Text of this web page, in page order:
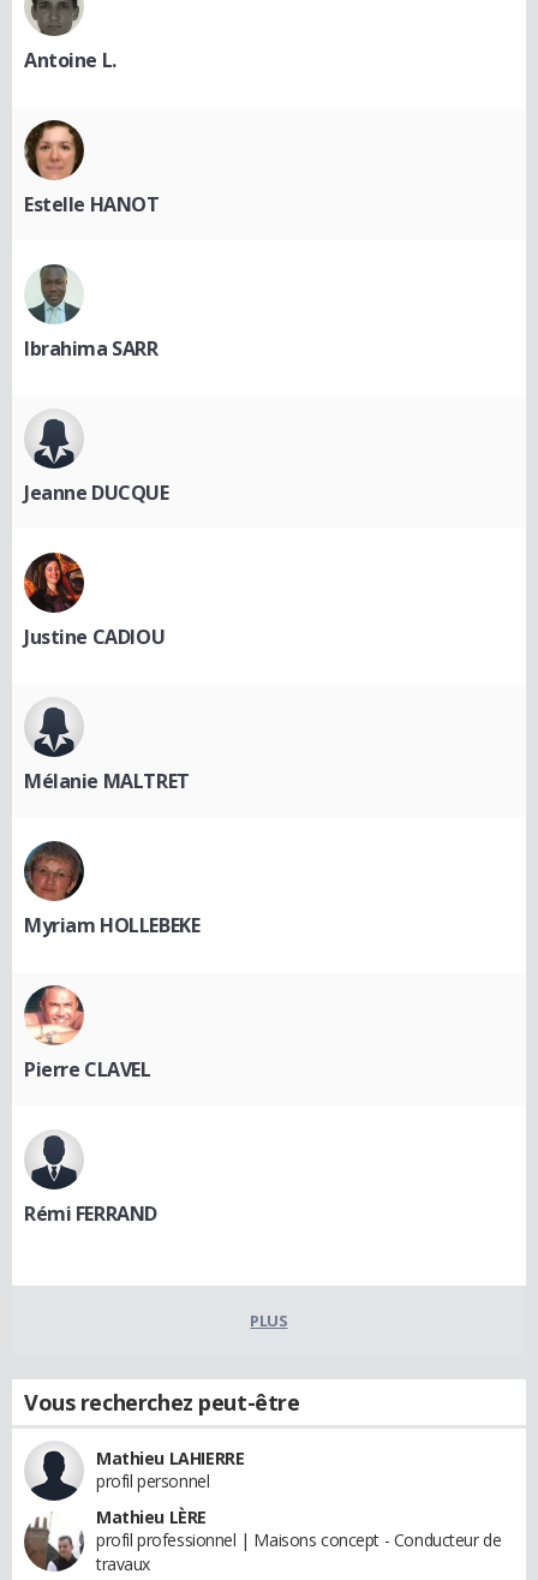
Antoine L.
Estelle HANOT
Ibrahima SARR
Jeanne DUCQUE
Justine CADIOU
Mélanie MALTRET
Myriam HOLLEBEKE
Pierre CLAVEL
Rémi FERRAND
PLUS
Vous recherchez peut-être
Mathieu LAHIERRE
profil personnel
Mathieu LÈRE
profil professionnel | Maisons concept - Conducteur de
travaux